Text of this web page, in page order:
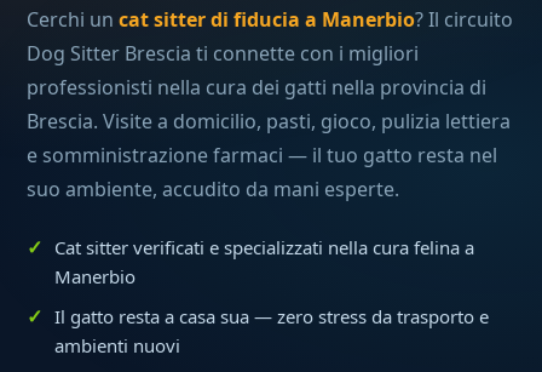
Cerchi uncat sitter di fiducia a Manerbio? Il circuito
Dog Sitter Brescia ti connette con i migliori
professionisti nella cura dei gatti nella provincia di
Brescia. Visite a domicilio, pasti, gioco, pulizia lettiera
e somministrazione farmaci — il tuo gatto resta nel
suo ambiente, accudito da mani esperte.
Cat sitter verificati e specializzati nella cura felina a
Manerbio
Il gatto resta a casa sua — zero stress da trasporto e
ambienti nuovi